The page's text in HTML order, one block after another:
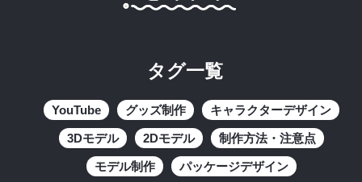
タグ一覧
YouTube グッズ制作 キャラクターデザイン
3Dモデル 2Dモデル 制作方法・注意点
モデル制作 パッケージデザイン